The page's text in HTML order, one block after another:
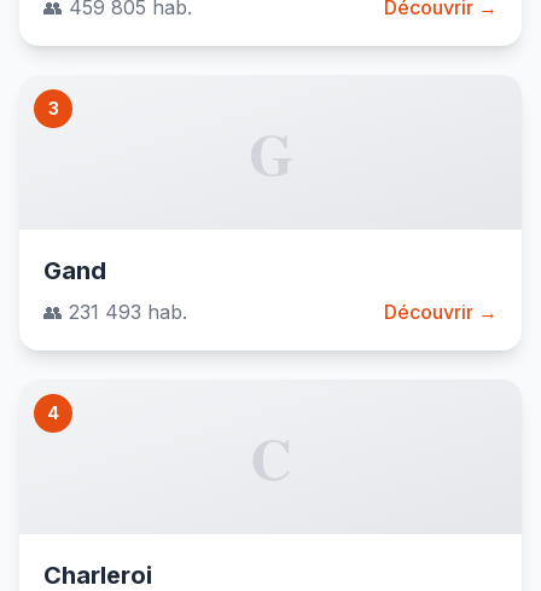
👥 459 805 hab. Découvrir →
3
G
Gand
👥 231 493 hab. Découvrir →
4
C
Charleroi